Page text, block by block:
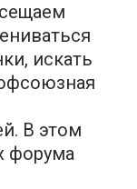
искать
В этом
форума